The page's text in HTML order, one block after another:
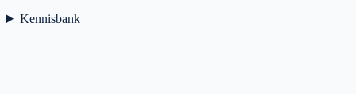
Kennisbank